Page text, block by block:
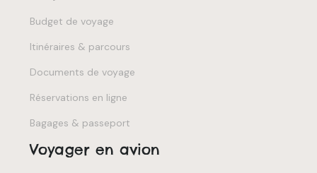
Budget de voyage
Itinéraires & parcours
Documents de voyage
Réservations en ligne
Bagages & passeport
Voyager en avion